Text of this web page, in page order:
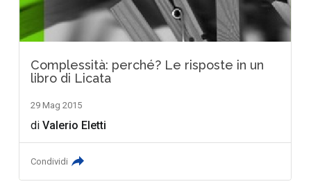
Complessità: perché? Le risposte in un
libro di Licata
29 Mag 2015
diValerio Eletti
Condividi